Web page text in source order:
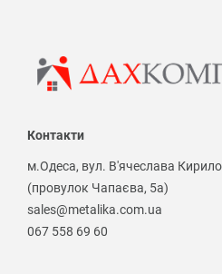
Контакти
м.Одеса, вул. В'ячеслава
(провулок Чапаєва, 5а)
sales@metalika.com.ua
067 558 69 60